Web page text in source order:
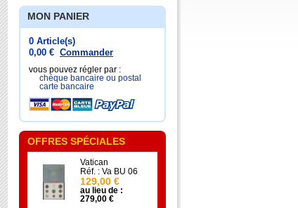
MON PANIER
0 Article(s)
0,00 € Commander
vous pouvez régler par :
chéque bancaire ou postal
carte bancaire
OFFRES SPÉCIALES
Vatican
Réf. : Va BU 06
129,00 €
au lieu de :
279,00 €